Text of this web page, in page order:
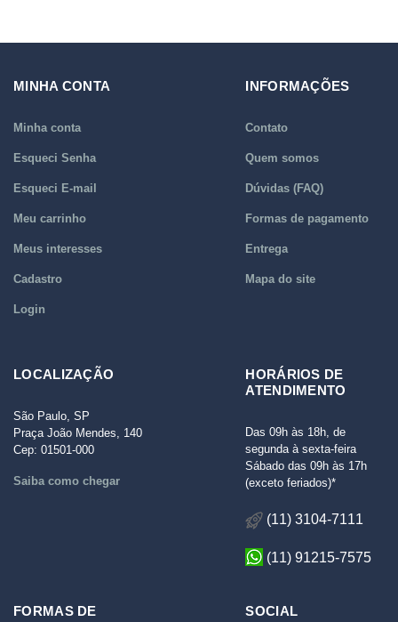
MINHA CONTA
Minha conta
Esqueci Senha
Esqueci E-mail
Meu carrinho
Meus interesses
Cadastro
Login
INFORMAÇÕES
Contato
Quem somos
Dúvidas (FAQ)
Formas de pagamento
Entrega
Mapa do site
LOCALIZAÇÃO
São Paulo, SP
Praça João Mendes, 140
Cep: 01501-000
Saiba como chegar
HORÁRIOS DE
ATENDIMENTO
Das 09h às 18h, de
segunda à sexta-feira
Sábado das 09h às 17h
(exceto feriados)*
(11) 3104-7111
(11) 91215-7575
FORMAS DE
SOCIAL